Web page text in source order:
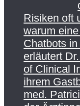
Risiken oft
warum
Chatbots
erläutert
of Clinical
ihrem
med.